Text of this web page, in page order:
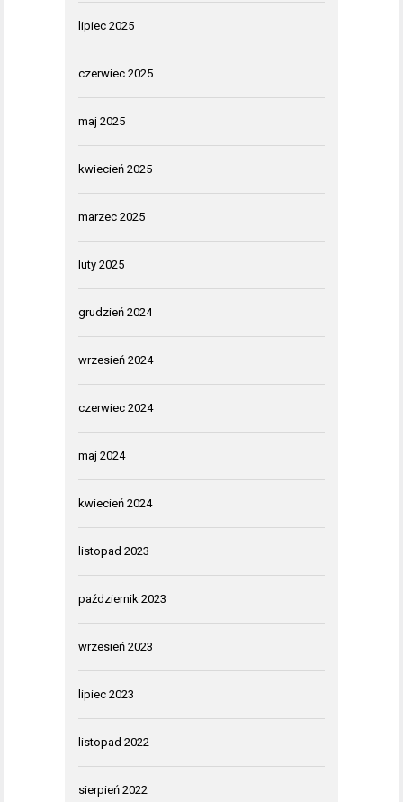
lipiec 2025
czerwiec 2025
maj 2025
kwiecień 2025
marzec 2025
luty 2025
grudzień 2024
wrzesień 2024
czerwiec 2024
maj 2024
kwiecień 2024
listopad 2023
październik 2023
wrzesień 2023
lipiec 2023
listopad 2022
sierpień 2022